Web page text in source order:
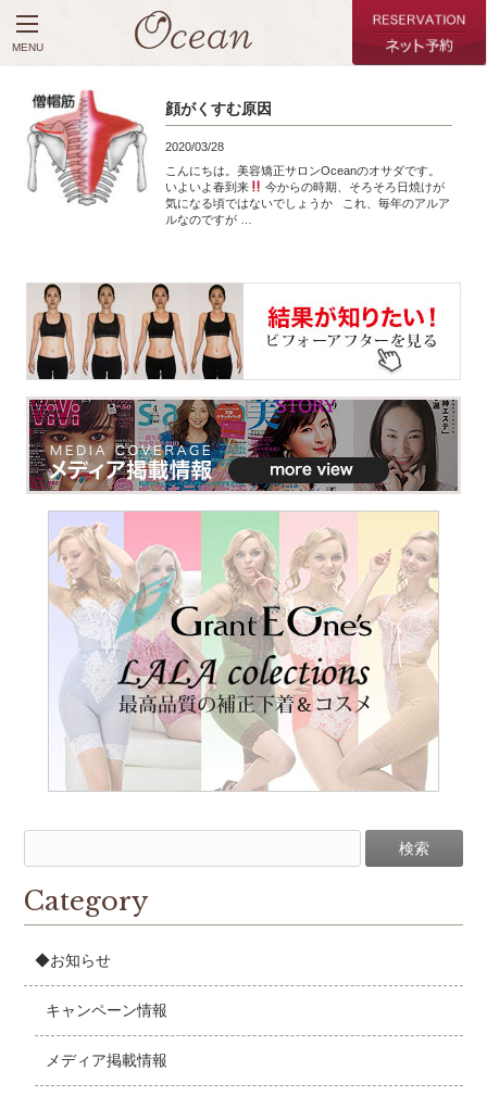
MENU
顔がくすむ原因
2020/03/28
こんにちは。美容矯正サロンOceanのオサダです。
いよいよ春到来
今からの時期、そろそろ日焼けが
気になる頃ではないでしょうか これ、毎年のアルア
ルなのですが …
Category
◆お知らせ
キャンペーン情報
メディア掲載情報